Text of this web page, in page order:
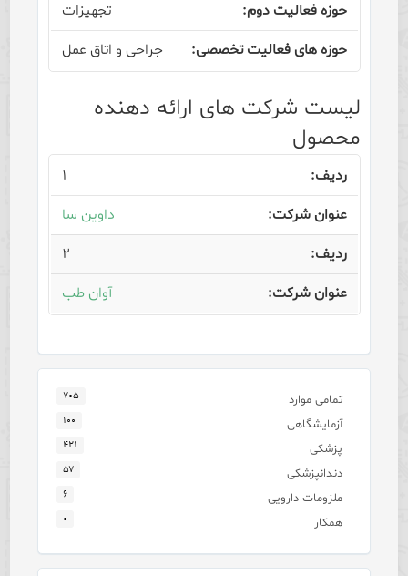
تجهیزات
جراحی و اتاق عمل
لیست شرکت های ارائه دهنده
محصول
۱
داوین سا
۲
آوان طب
تمامی موارد ۷۰۵
آزمایشگاهی ۱۰۰
پزشکی ۴۲۱
دندانپزشکی ۵۷
ملزومات دارویی ۶
همکار ۰